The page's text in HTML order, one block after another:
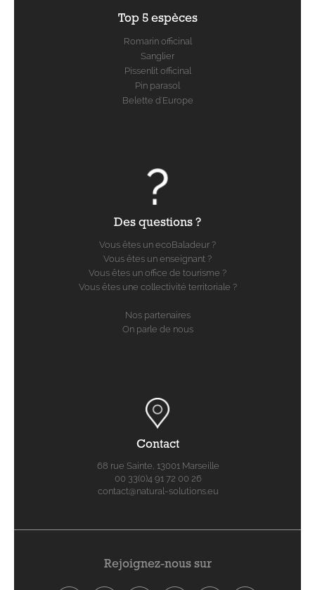
Top 5 espèces
Romarin officinal
Sanglier
Pissenlit officinal
Pin parasol
Belette d'Europe
Des questions ?
Vous êtes un ecoBaladeur ?
Vous êtes un enseignant ?
Vous êtes un office de tourisme ?
Vous êtes une collectivité territoriale ?
Nos partenaires
On parle de nous
Contact
68 rue Sainte, 13001 Marseille
00 33(0)4 91 72 00 26
contact@natural-solutions.eu
Rejoignez-nous sur